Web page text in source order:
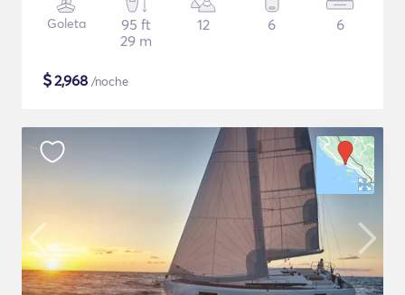
Goleta
95 ft
29 m
12 6 6
$2,968 /noche